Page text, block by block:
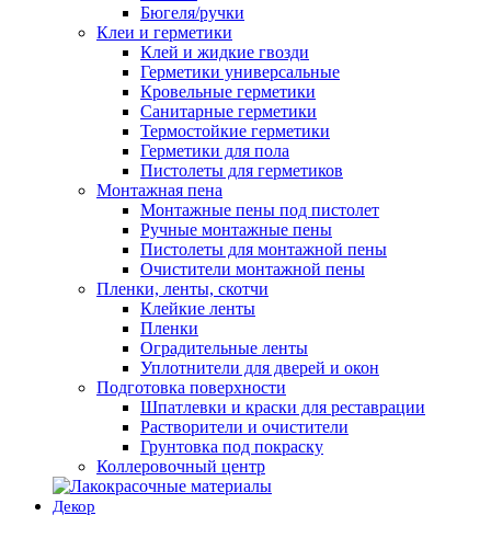
Бюгеля/ручки
Клеи и герметики
Клей и жидкие гвозди
Герметики универсальные
Кровельные герметики
Санитарные герметики
Термостойкие герметики
Герметики для пола
Пистолеты для герметиков
Монтажная пена
Монтажные пены под пистолет
Ручные монтажные пены
Пистолеты для монтажной пены
Очистители монтажной пены
Пленки, ленты, скотчи
Клейкие ленты
Пленки
Оградительные ленты
Уплотнители для дверей и окон
Подготовка поверхности
Шпатлевки и краски для реставрации
Растворители и очистители
Грунтовка под покраску
Коллеровочный центр
Декор